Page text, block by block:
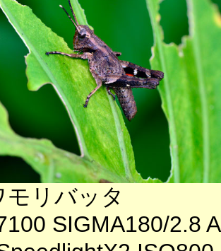
モリバッタ
SIGMA180/2.8